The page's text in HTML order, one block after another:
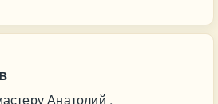
Анатолий ,